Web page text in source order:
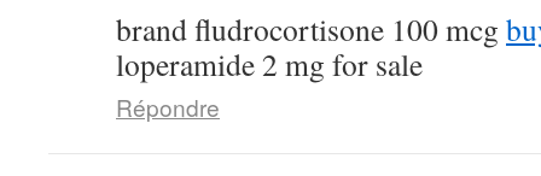
brand fludrocortisone 100 mcg
loperamide 2 mg for sale
Répondre